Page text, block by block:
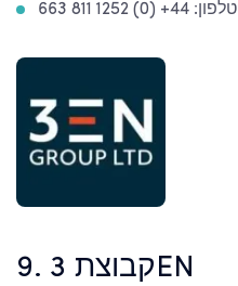
טלפון: 44+ (0) 1252 811 663
9. קבוצת 3EN